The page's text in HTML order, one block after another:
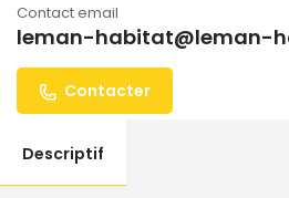
Contact email
leman-habitat@leman-
Contacter
Descriptif